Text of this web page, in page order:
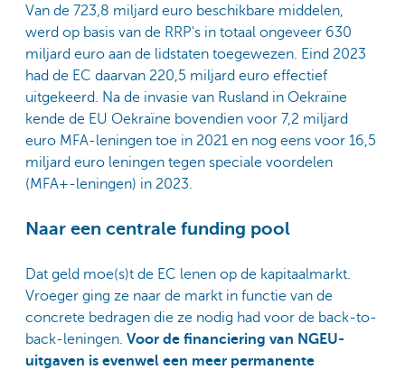
Van de 723,8 miljard euro beschikbare middelen,
werd op basis van de RRP's in totaal ongeveer 630
miljard euro aan de lidstaten toegewezen. Eind 2023
had de EC daarvan 220,5 miljard euro effectief
uitgekeerd. Na de invasie van Rusland in Oekraïne
kende de EU Oekraïne bovendien voor 7,2 miljard
euro MFA-leningen toe in 2021 en nog eens voor 16,5
miljard euro leningen tegen speciale voordelen
(MFA+-leningen) in 2023.
Naar een centrale funding pool
Dat geld moe(s)t de EC lenen op de kapitaalmarkt.
Vroeger ging ze naar de markt in functie van de
concrete bedragen die ze nodig had voor de back-to-
back-leningen. Voor de financiering van NGEU-
uitgaven is evenwel een meer permanente